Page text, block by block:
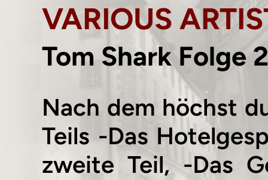
VARIOUS
Tom Shark Folge
Nach dem höchst
Teils -Das
zweite Teil, -Das